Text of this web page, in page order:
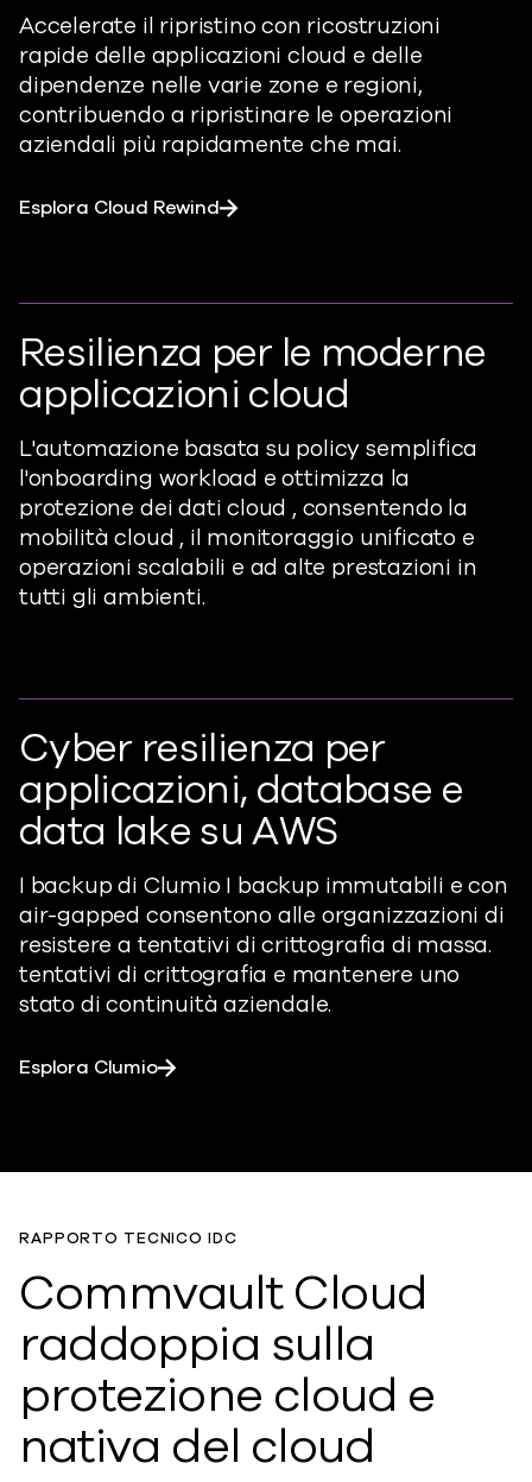
Accelerate il ripristino con ricostruzioni
rapide delle applicazioni cloud e delle
dipendenze nelle varie zone e regioni,
contribuendo a ripristinare le operazioni
aziendali più rapidamente che mai.
Esplora Cloud Rewind
Resilienza per le moderne
applicazioni cloud
L'automazione basata su policy semplifica
l'onboarding workload e ottimizza la
protezione dei dati cloud , consentendo la
mobilità cloud , il monitoraggio unificato e
operazioni scalabili e ad alte prestazioni in
tutti gli ambienti.
Cyber resilienza per
applicazioni, database e
data lake su AWS
I backup di Clumio I backup immutabili e con
air-gapped consentono alle organizzazioni di
resistere a tentativi di crittografia di massa.
tentativi di crittografia e mantenere uno
stato di continuità aziendale.
Esplora Clumio
RAPPORTO TECNICO IDC
Commvault Cloud
raddoppia sulla
protezione cloud e
nativa del cloud